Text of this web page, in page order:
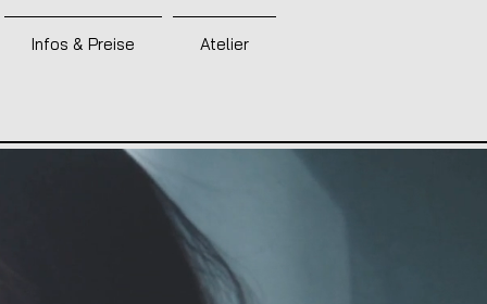
Infos & Preise Atelier